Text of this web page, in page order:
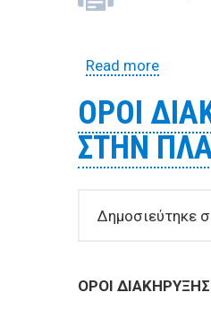
Read moreabout
ΟΡΟΙ
ΣΤΗΝ
Δημοσιεύτηκε
ΟΡΟΙ